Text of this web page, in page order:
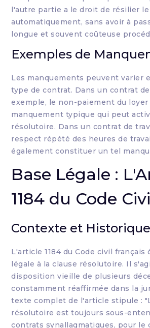
l'autre partie a le droit de résilier
automatiquement, sans avoir à
longue et souvent coûteuse
Exemples de
Les manquements peuvent varier
type de contrat. Dans un contrat
exemple, le non-paiement du
manquement typique qui peut
résolutoire. Dans un contrat de
respect répété des heures de
également constituer un tel
Base Légale :
1184 du Code
Contexte et Historique
L'article 1184 du Code civil
légale à la clause résolutoire. Il
disposition vieille de plusieurs
constamment réaffirmée dans la
texte complet de l'article stipule :
résolutoire est toujours sous-
contrats synallagmatiques, pour le